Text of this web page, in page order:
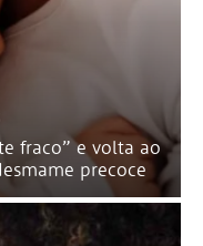
fraco” e volta ao
precoce